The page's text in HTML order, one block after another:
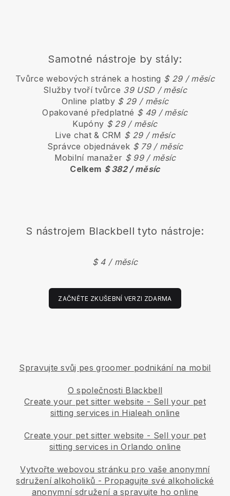
Samotné nástroje by stály:
Tvůrce webových stránek a hosting $ 29 / měsíc
Služby tvoří tvůrce 39 USD / měsíc
Online platby $ 29 / měsíc
Opakované předplatné $ 49 / měsíc
Kupóny $ 29 / měsíc
Live chat & CRM $ 29 / měsíc
Správce objednávek $ 79 / měsíc
Mobilní manažer $ 99 / měsíc
Celkem $ 382 / měsíc
S nástrojem Blackbell tyto nástroje:
$ 4 / měsíc
ZAČNĚTE ZKUŠEBNÍ VERZI ZDARMA
Spravujte svůj pes groomer podnikání na mobil
O společnosti Blackbell
Create your pet sitter website - Sell your pet
sitting services in Hialeah online
Create your pet sitter website - Sell your pet
sitting services in Orlando online
Vytvořte webovou stránku pro vaše anonymní
sdružení alkoholiků - Propagujte své alkoholické
anonymní sdružení a spravujte ho online